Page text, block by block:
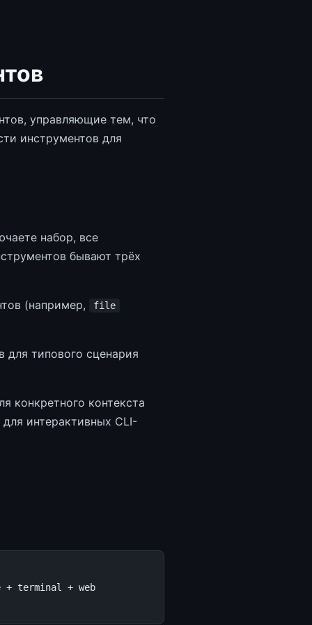
управляющие тем, что
инструментов для
набор, все
бывают трёх
(например, file
типового сценария
конкретного контекста
интерактивных CLI-
terminal + web